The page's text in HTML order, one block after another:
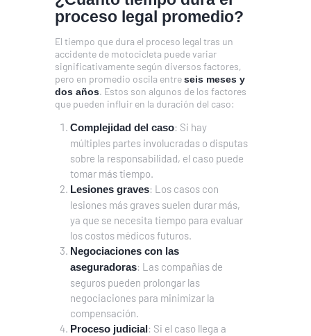
proceso legal promedio?
El tiempo que dura el proceso legal tras un
accidente de motocicleta puede variar
significativamente según diversos factores,
pero en promedio oscila entreseis meses y
dos años. Estos son algunos de los factores
que pueden influir en la duración del caso:
Complejidad del caso: Si hay
múltiples partes involucradas o disputas
sobre la responsabilidad, el caso puede
tomar más tiempo.
Lesiones graves: Los casos con
lesiones más graves suelen durar más,
ya que se necesita tiempo para evaluar
los costos médicos futuros.
Negociaciones con las
aseguradoras: Las compañías de
seguros pueden prolongar las
negociaciones para minimizar la
compensación.
Proceso judicial : Si el caso llega a